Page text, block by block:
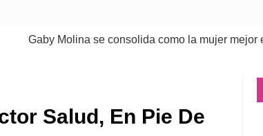
Gaby Molina se consolida como la mujer mejor
Salud, En Pie De